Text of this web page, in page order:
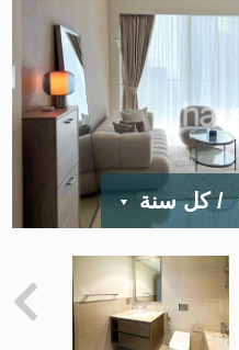
/ كل سنة